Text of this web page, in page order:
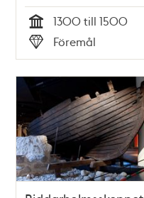
Tid
1300 till 1500
Typ
Föremål